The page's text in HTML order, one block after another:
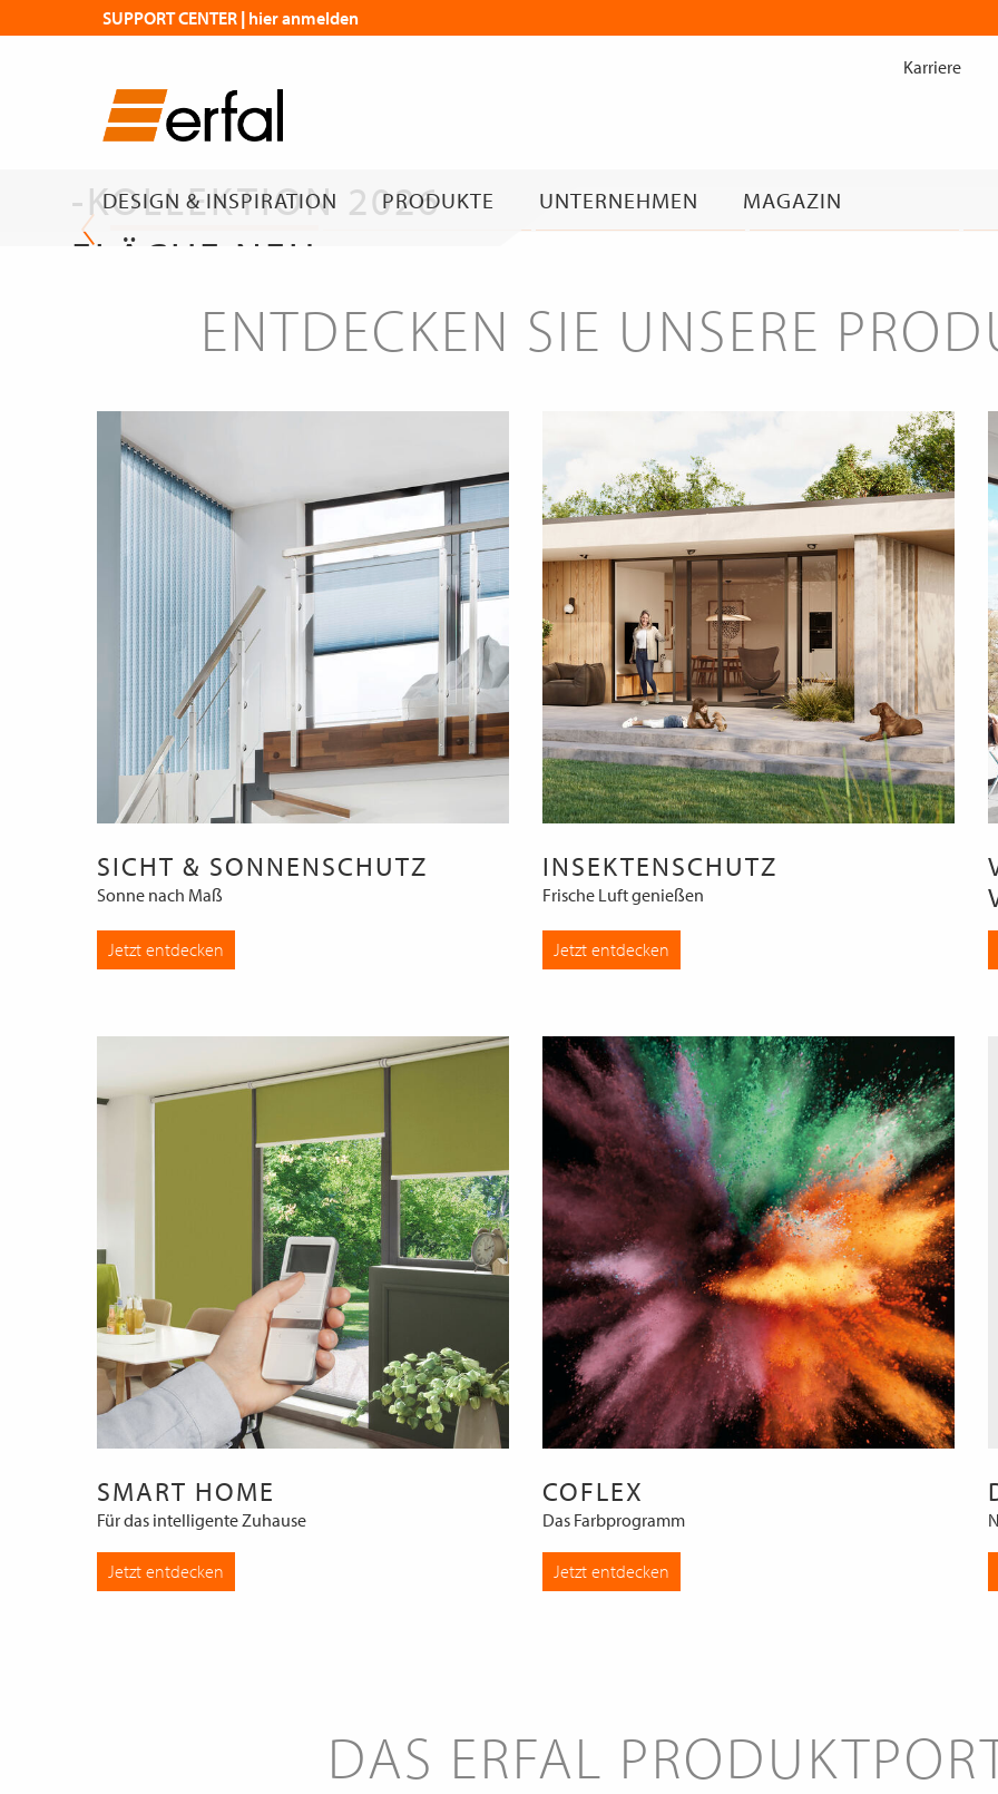
Inhalt
DESIGN & INSPIRATION PRODUKTE UNTERNEHMEN MAGAZIN
Karriere
SUPPORT CENTER | hier anmelden
DIE NEUE
FLÄCHENVORHANG
-KOLLEKTION 2026
FLÄCHE NEU
GEDACHT
erfal Magazin | Flächen mit Wirkung
ENTDECKEN SIE UNSERE
SICHT & SONNENSCHUTZ
Sonne nach Maß
Jetzt entdecken
INSEKTENSCHUTZ
Frische Luft genießen
Jetzt entdecken
SMART HOME
Für das intelligente Zuhause
Jetzt entdecken
COFLEX
Das Farbprogramm
Jetzt entdecken
DAS ERFAL